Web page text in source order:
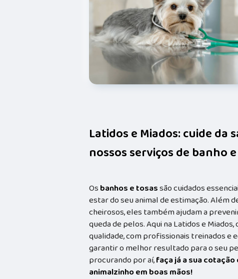
Latidos e Miados: cuide da
nossos serviços de banho
Osbanhos e tosassão cuidados
estar do seu animal de estimação. Além
cheirosos, eles também ajudam a
queda de pelos. Aqui na Latidos e
qualidade, com profissionais treinados e
garantir o melhor resultado para o seu
procurando por aí,faça já a sua
animalzinho em boas mãos!